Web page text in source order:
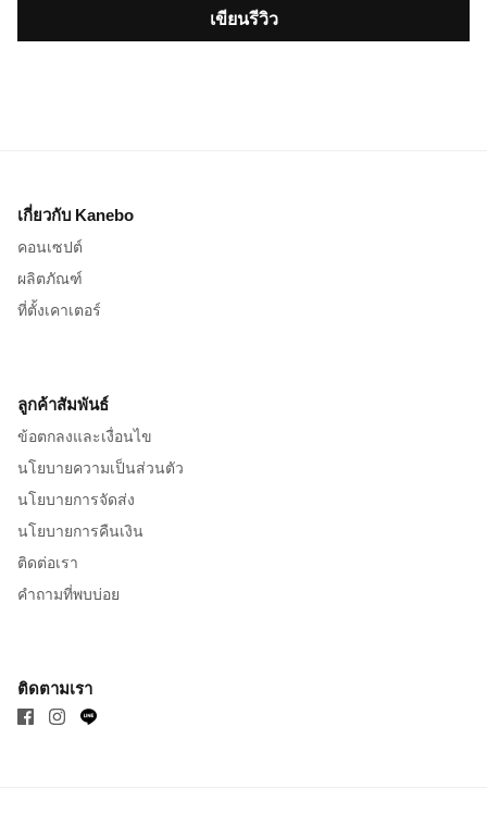
เขียนรีวิว
เกี่ยวกับ Kanebo
คอนเซปต์
ผลิตภัณฑ์
ที่ตั้งเคาเตอร์
ลูกค้าสัมพันธ์
ข้อตกลงและเงื่อนไข
นโยบายความเป็นส่วนตัว
นโยบายการจัดส่ง
นโยบายการคืนเงิน
ติดต่อเรา
คำถามที่พบบ่อย
ติดตามเรา